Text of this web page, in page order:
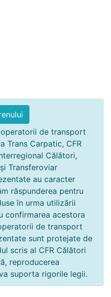
de transport
Trans Carpatic, CFR
Călători,
Transferoviar
au caracter
răspunderea pentru
în urma utilizării
confirmarea acestora
de transport
sunt protejate de
scris al CFR Călători
reproducerea
suporta rigorile legii.